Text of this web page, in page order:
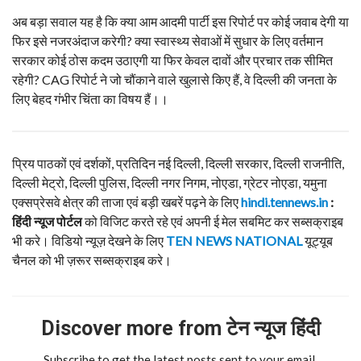
अब बड़ा सवाल यह है कि क्या आम आदमी पार्टी इस रिपोर्ट पर कोई जवाब देगी या
फिर इसे नजरअंदाज करेगी? क्या स्वास्थ्य सेवाओं में सुधार के लिए वर्तमान
सरकार कोई ठोस कदम उठाएगी या फिर केवल दावों और प्रचार तक सीमित
रहेगी? CAG रिपोर्ट ने जो चौंकाने वाले खुलासे किए हैं, वे दिल्ली की जनता के
लिए बेहद गंभीर चिंता का विषय हैं।।
प्रिय पाठकों एवं दर्शकों, प्रतिदिन नई दिल्ली, दिल्ली सरकार, दिल्ली राजनीति,
दिल्ली मेट्रो, दिल्ली पुलिस, दिल्ली नगर निगम, नोएडा, ग्रेटर नोएडा, यमुना
एक्सप्रेसवे क्षेत्र की ताजा एवं बड़ी खबरें पढ़ने के लिएhindi.tennews.in :
हिंदीन्यूजपोर्टलको विजिट करते रहे एवं अपनी ई मेल सबमिट कर सब्सक्राइब
भी करे। विडियो न्यूज़ देखने के लिए TEN NEWS NATIONALयूट्यूब
चैनल को भी ज़रूर सब्सक्राइब करे।
Discover more from टेन न्यूज हिंदी